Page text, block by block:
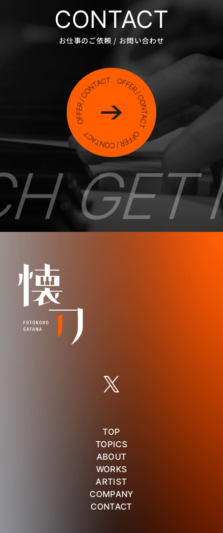
CONTACT
お仕事のご依頼 / お問い合わせ
TOP
TOPICS
ABOUT
WORKS
ARTIST
COMPANY
CONTACT